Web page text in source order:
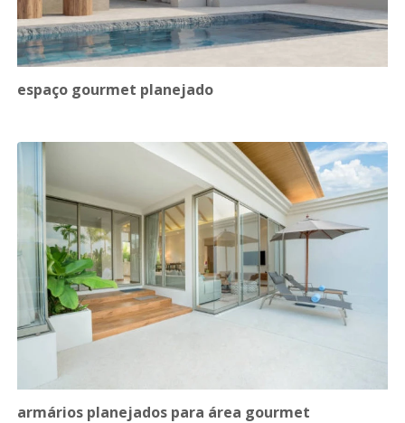
espaço gourmet planejado
armários planejados para área gourmet